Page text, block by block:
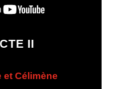
II
et Célimène